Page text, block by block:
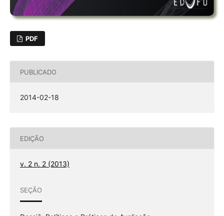
PDF
PUBLICADO
2014-02-18
EDIÇÃO
v. 2 n. 2 (2013)
SEÇÃO